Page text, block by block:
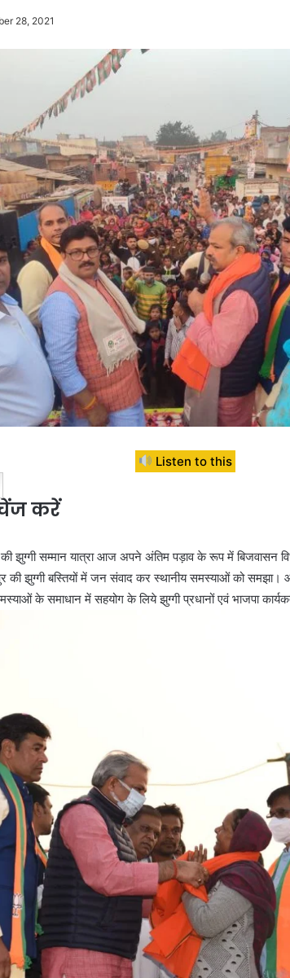
28, 2021
Listen to this
करें
झुग्गी सम्मान यात्रा आज अपने अंतिम पड़ाव के रूप में बिजवासन
की झुग्गी बस्तियों में जन संवाद कर स्थानीय समस्याओं को समझा।
के समाधान में सहयोग के लिये झुग्गी प्रधानों एवं भाजपा